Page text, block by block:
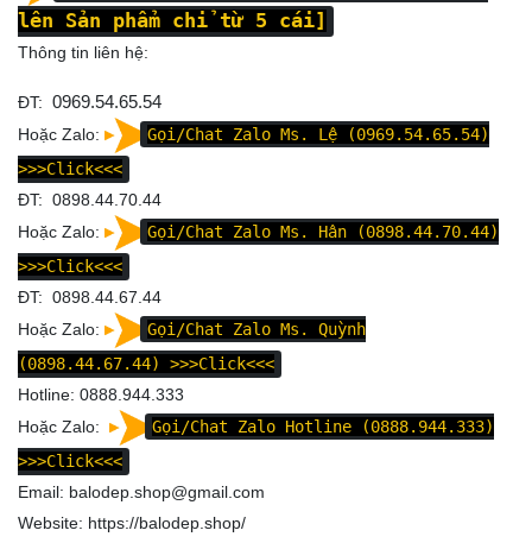
lên Sản phẩm chỉ từ 5 cái]
Thông tin liên hệ:
ĐT: 0969.54.65.54
Hoặc Zalo:
Gọi/Chat Zalo Ms. Lệ (0969.54.65.54)
>>>Click<<<
ĐT: 0898.44.70.44
Hoặc Zalo:
Gọi/Chat Zalo Ms. Hân (0898.44.70.44)
>>>Click<<<
ĐT: 0898.44.67.44
Hoặc Zalo:
Gọi/Chat Zalo Ms. Quỳnh
(0898.44.67.44)
>>>Click<<<
Hotline: 0888.944.333
Hoặc Zalo:
Gọi/Chat Zalo Hotline (0888.944.333)
>>>Click<<<
Email: balodep.shop@gmail.com
Website: https://balodep.shop/